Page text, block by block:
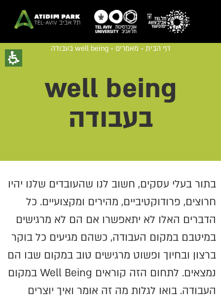
דף הבית » מאמרים »well being בעבודה
well being
בעבודה
בתור בעלי עסקים, חשוב לנו שהעובדים שלנו יהיו
חרוצים, פרודוקטיביים, מהירים ומקצועיים. כל
הדברים האלו לא יתאפשרו אם הם לא מרגישים
במיטבם במקום העבודה, כשהם מגיעים כל בוקר
ברצון ובחיוך ופשוט מרגישים טוב במקום שבו הם
נמצאים. לתחום הזה קוראים Well Being במקום
העבודה. בואו לגלות מה זה אומר ואיך יוצרים